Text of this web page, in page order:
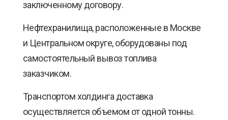
заключенному договору.
Нефтехранилища, расположенные в Москве
и Центральном округе, оборудованы под
самостоятельный вывоз топлива
заказчиком.
Транспортом холдинга доставка
осуществляется объемом от одной тонны.